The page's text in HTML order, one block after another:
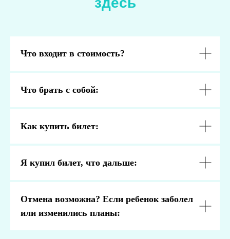
Что входит в стоимость?
Что брать с собой:
Как купить билет:
Я купил билет, что дальше:
Отмена возможна? Если ребенок заболел
или изменились планы: